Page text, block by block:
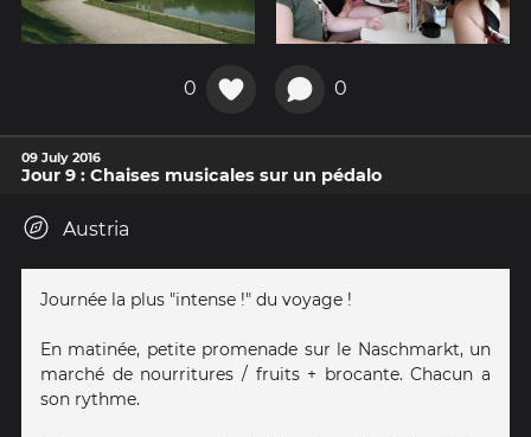
0 0
09 July 2016
Jour 9 : Chaises musicales sur un pédalo
Austria
Journée la plus "intense !" du voyage !
En matinée, petite promenade sur le Naschmarkt, un
marché de nourritures / fruits + brocante. Chacun a
son rythme.